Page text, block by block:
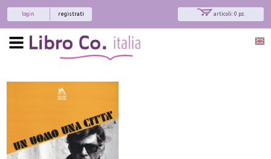
articoli: 0 pz.
registrati
login